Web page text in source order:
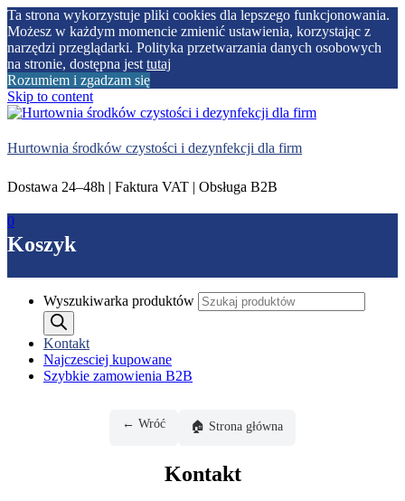
Ta strona wykorzystuje pliki cookies dla lepszego funkcjonowania.
Możesz w każdym momencie zmienić ustawienia, korzystając z
narzędzi przeglądarki. Polityka przetwarzania danych osobowych
na stronie, dostępna jest tutaj
Rozumiem i zgadzam się
Skip to content
Hurtownia środków czystości i dezynfekcji dla firm
Dostawa 24–48h | Faktura VAT | Obsługa B2B
0
Koszyk
Wyszukiwarka produktów
Kontakt
Najczesciej kupowane
Szybkie zamowienia B2B
← Wróć 🏠 Strona główna
Kontakt